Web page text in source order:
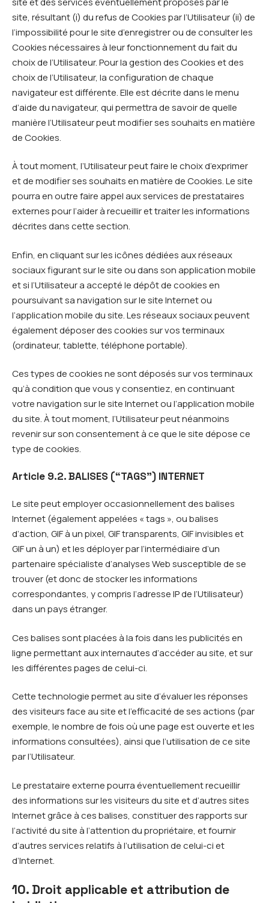
site, résultant (i) du refus de Cookies par l’Utilisateur (ii) de
l’impossibilité pour le site d’enregistrer ou de consulter les
Cookies nécessaires à leur fonctionnement du fait du
choix de l’Utilisateur. Pour la gestion des Cookies et des
choix de l’Utilisateur, la configuration de chaque
navigateur est différente. Elle est décrite dans le menu
d’aide du navigateur, qui permettra de savoir de quelle
manière l’Utilisateur peut modifier ses souhaits en matière
de Cookies.
À tout moment, l’Utilisateur peut faire le choix d’exprimer
et de modifier ses souhaits en matière de Cookies. Le site
pourra en outre faire appel aux services de prestataires
externes pour l’aider à recueillir et traiter les informations
décrites dans cette section.
Enfin, en cliquant sur les icônes dédiées aux réseaux
sociaux figurant sur le site ou dans son application mobile
et si l’Utilisateur a accepté le dépôt de cookies en
poursuivant sa navigation sur le site Internet ou
l’application mobile du site. Les réseaux sociaux peuvent
également déposer des cookies sur vos terminaux
(ordinateur, tablette, téléphone portable).
Ces types de cookies ne sont déposés sur vos terminaux
qu’à condition que vous y consentiez, en continuant
votre navigation sur le site Internet ou l’application mobile
du site. À tout moment, l’Utilisateur peut néanmoins
revenir sur son consentement à ce que le site dépose ce
type de cookies.
Article 9.2. BALISES (“TAGS”) INTERNET
Le site peut employer occasionnellement des balises
Internet (également appelées « tags », ou balises
d’action, GIF à un pixel, GIF transparents, GIF invisibles et
GIF un à un) et les déployer par l’intermédiaire d’un
partenaire spécialiste d’analyses Web susceptible de se
trouver (et donc de stocker les informations
correspondantes, y compris l’adresse IP de l’Utilisateur)
dans un pays étranger.
Ces balises sont placées à la fois dans les publicités en
ligne permettant aux internautes d’accéder au site, et sur
les différentes pages de celui-ci.
Cette technologie permet au site d’évaluer les réponses
des visiteurs face au site et l’efficacité de ses actions (par
exemple, le nombre de fois où une page est ouverte et les
informations consultées), ainsi que l’utilisation de ce site
par l’Utilisateur.
Le prestataire externe pourra éventuellement recueillir
des informations sur les visiteurs du site et d’autres sites
Internet grâce à ces balises, constituer des rapports sur
l’activité du site à l’attention du propriétaire, et fournir
d’autres services relatifs à l’utilisation de celui-ci et
d’Internet.
10. Droit applicable et attribution de